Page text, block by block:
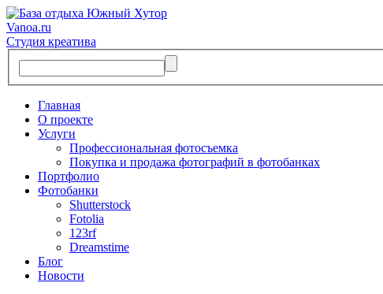
Vanoa.ru
Студия креатива
Главная
О проекте
Услуги
Профессиональная фотосъемка
Покупка и продажа фотографий в фотобанках
Портфолио
Фотобанки
Shutterstock
Fotolia
123rf
Dreamstime
Блог
Новости